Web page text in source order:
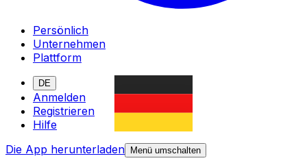
Persönlich
Unternehmen
Plattform
DE
Anmelden
Registrieren
Hilfe
Die App herunterladen
Menü umschalten